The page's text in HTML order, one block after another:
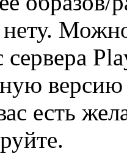
нету.
есть